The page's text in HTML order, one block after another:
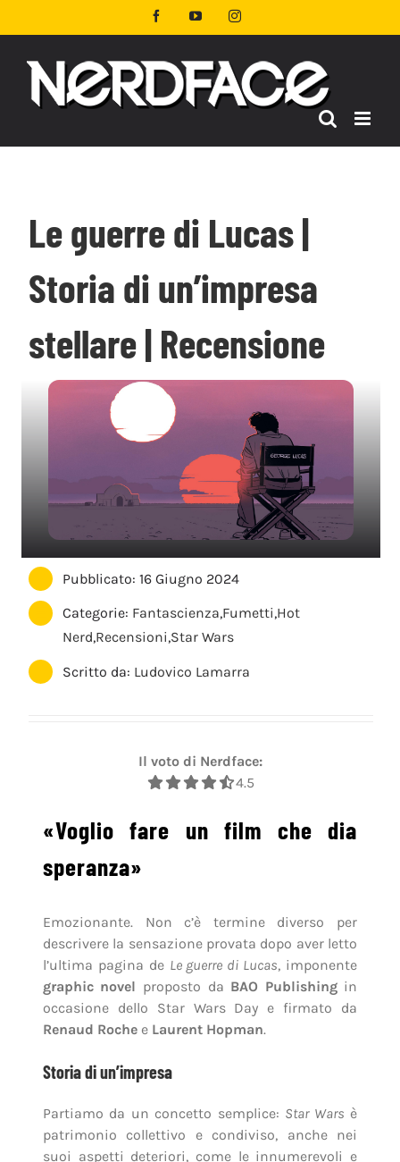
al
FacebookYouTubeInstagram
Le guerre di Lucas |
Storia di un’impresa
stellare | Recensione
Pubblicato: 16 Giugno 2024
Categorie: Fantascienza,Fumetti,Hot
Nerd,Recensioni,Star Wars
Scritto da: Ludovico Lamarra
Il voto di Nerdface:
4.5
«Voglio fare un film che dia
speranza»
Emozionante. Non c’è termine diverso per
descrivere la sensazione provata dopo aver letto
l’ultima pagina de Le guerre di Lucas, imponente
graphic novel proposto da BAO Publishingin
occasione dello Star Wars Day e firmato da
Renaud Rochee Laurent Hopman.
Storia di un’impresa
Partiamo da un concetto semplice: Star Wars è
patrimonio collettivo e condiviso, anche nei
suoi aspetti deteriori, come le innumerevoli e